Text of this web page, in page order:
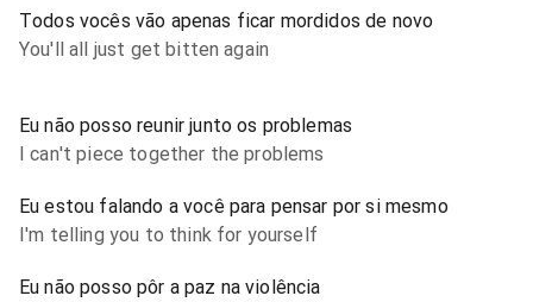
Todos vocês vão apenas ficar mordidos de novo
You'll all just get bitten again
Eu não posso reunir junto os problemas
I can't piece together the problems
Eu estou falando a você para pensar por si mesmo
I'm telling you to think for yourself
Eu não posso pôr a paz na violência